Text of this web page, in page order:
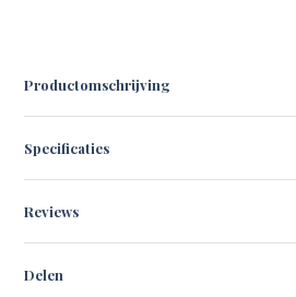
Productomschrijving
Specificaties
Reviews
Delen